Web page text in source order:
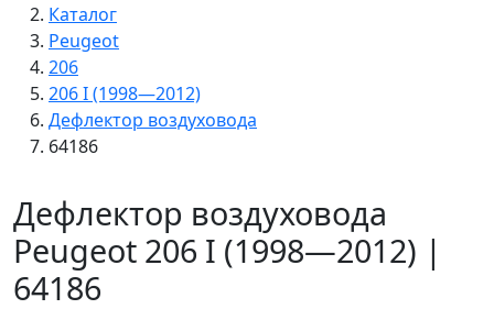
Каталог
Peugeot
206
206 I (1998—2012)
Дефлектор воздуховода
64186
Дефлектор воздуховода
Peugeot 206 I (1998—2012) |
64186